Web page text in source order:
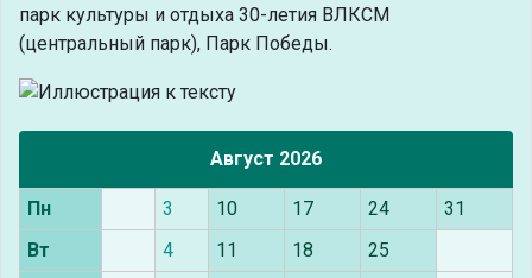
парк культуры и отдыха 30-летия ВЛКСМ
(центральный парк), Парк Победы.
Август 2026
Пн 3 10 17 24
31
Вт
4 11 18 25